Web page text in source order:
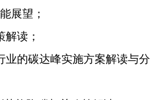
展望；
解读；
业的碳达峰实施方案解读与分